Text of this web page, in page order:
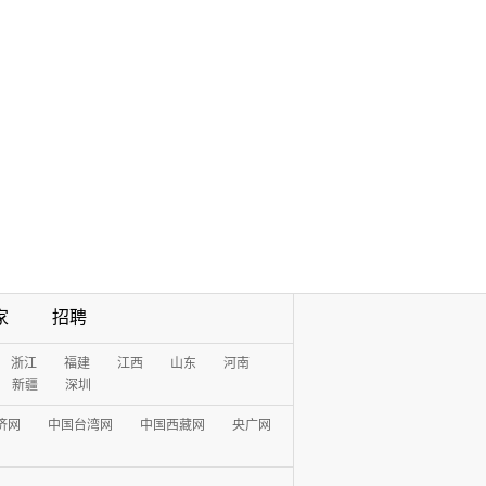
招聘
浙江 福建 江西 山东
河南
新疆
深圳
网 中国台湾网 中国西藏网 央广网